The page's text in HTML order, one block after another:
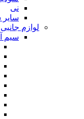
نی
سایر
لوازم جانبی
سیم